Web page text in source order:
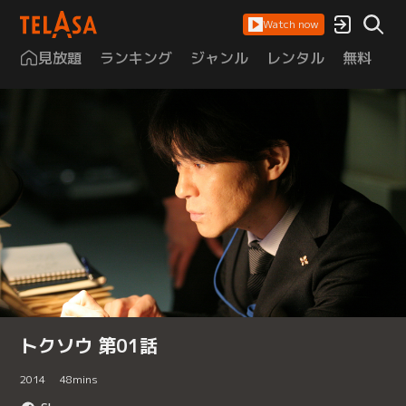
Watch now
見放題 ランキング ジャンル レンタル 無料
トクソウ 第01話
2014 48mins